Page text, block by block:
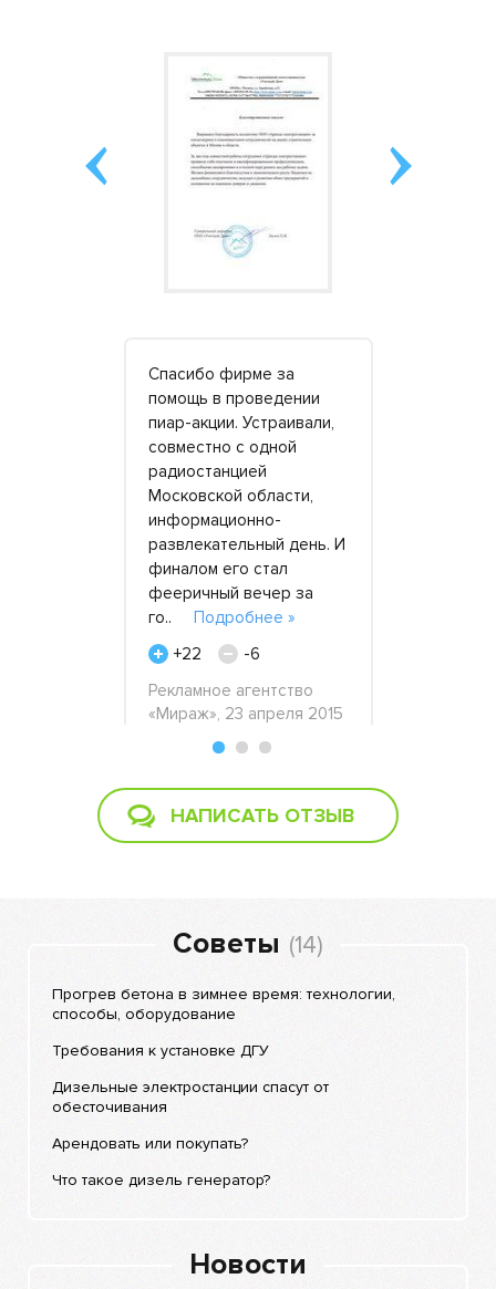
Спасибо фирме за
помощь в проведении
пиар-акции. Устраивали,
совместно с одной
радиостанцией
Московской области,
информационно-
развлекательный день. И
финалом его стал
фееричный вечер за
го.. Подробнее »
+22
-6
Рекламное агентство
«Мираж», 23 апреля 2015
НАПИСАТЬ ОТЗЫВ
Советы (14)
Прогрев бетона в зимнее время: технологии,
способы, оборудование
Требования к установке ДГУ
Дизельные электростанции спасут от
обесточивания
Арендовать или покупать?
Что такое дизель генератор?
Новости